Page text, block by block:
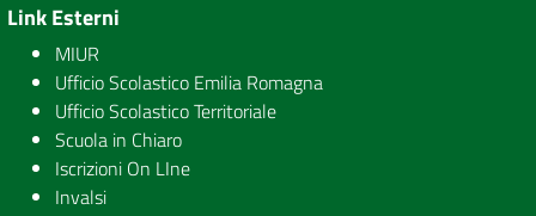
Link Esterni
MIUR
Ufficio Scolastico Emilia Romagna
Ufficio Scolastico Territoriale
Scuola in Chiaro
Iscrizioni On LIne
Invalsi